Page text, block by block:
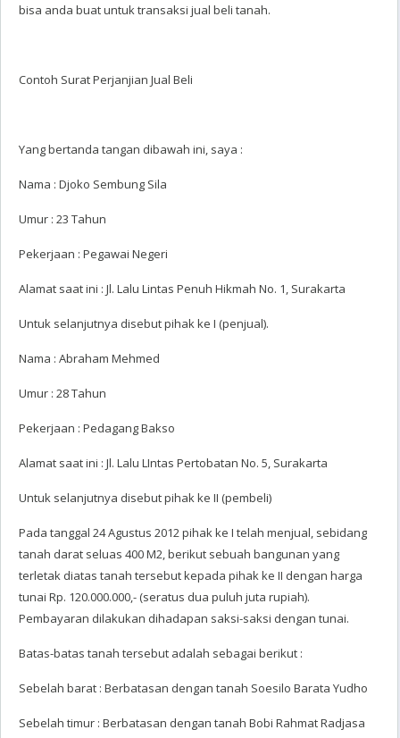
bisa anda buat untuk transaksi jual beli tanah.
Contoh Surat Perjanjian Jual Beli
Yang bertanda tangan dibawah ini, saya :
Nama : Djoko Sembung Sila
Umur : 23 Tahun
Pekerjaan : Pegawai Negeri
Alamat saat ini : Jl. Lalu Lintas Penuh Hikmah No. 1, Surakarta
Untuk selanjutnya disebut pihak ke I (penjual).
Nama : Abraham Mehmed
Umur : 28 Tahun
Pekerjaan : Pedagang Bakso
Alamat saat ini : Jl. Lalu LIntas Pertobatan No. 5, Surakarta
Untuk selanjutnya disebut pihak ke II (pembeli)
Pada tanggal 24 Agustus 2012 pihak ke I telah menjual, sebidang
tanah darat seluas 400 M2, berikut sebuah bangunan yang
terletak diatas tanah tersebut kepada pihak ke II dengan harga
tunai Rp. 120.000.000,- (seratus dua puluh juta rupiah).
Pembayaran dilakukan dihadapan saksi-saksi dengan tunai.
Batas-batas tanah tersebut adalah sebagai berikut :
Sebelah barat : Berbatasan dengan tanah Soesilo Barata Yudho
Sebelah timur : Berbatasan dengan tanah Bobi Rahmat Radjasa